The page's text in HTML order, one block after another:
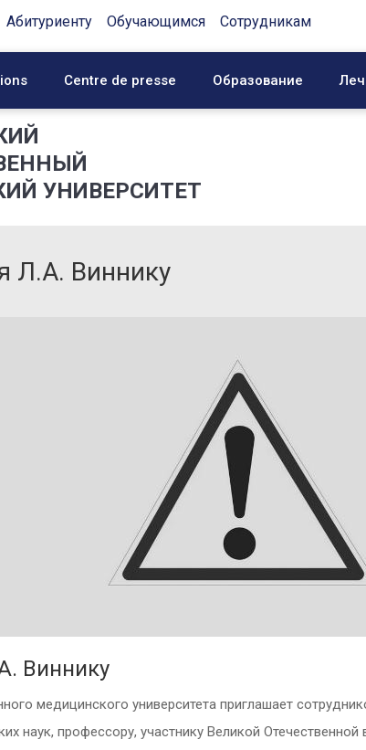
Абитуриенту Обучающимся Сотрудникам
Centre de presse Образование
УНИВЕРСИТЕТ
Л.А. Виннику
Виннику
медицинского университета приглашает
наук, профессору, участнику Великой